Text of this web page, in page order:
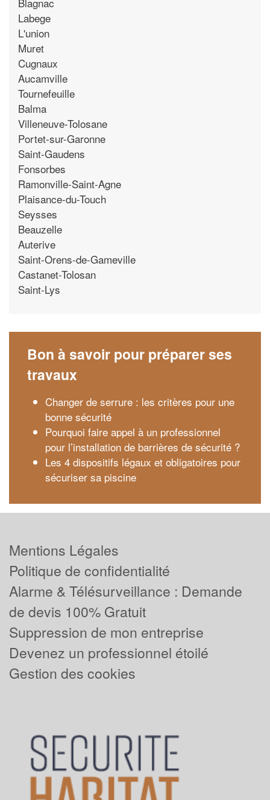
Labege
L'union
Muret
Cugnaux
Aucamville
Tournefeuille
Balma
Villeneuve-Tolosane
Portet-sur-Garonne
Saint-Gaudens
Fonsorbes
Ramonville-Saint-Agne
Plaisance-du-Touch
Seysses
Beauzelle
Auterive
Saint-Orens-de-Gameville
Castanet-Tolosan
Saint-Lys
Bon à savoir pour préparer ses
travaux
Changer de serrure : les critères pour une
bonne sécurité
Pourquoi faire appel à un professionnel
pour l’installation de barrières de sécurité ?
Les 4 dispositifs légaux et obligatoires pour
sécuriser sa piscine
Mentions Légales
Politique de confidentialité
Alarme & Télésurveillance : Demande
de devis 100% Gratuit
Suppression de mon entreprise
Devenez un professionnel étoilé
Gestion des cookies